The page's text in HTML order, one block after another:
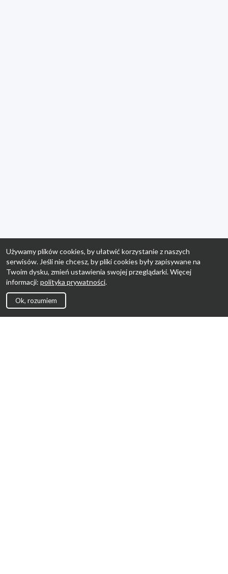
Używamy plików cookies, by ułatwić korzystanie z naszych
serwisów. Jeśli nie chcesz, by pliki cookies były zapisywane na
Twoim dysku, zmień ustawienia swojej przeglądarki. Więcej
informacji: polityka prywatności.
Ok, rozumiem